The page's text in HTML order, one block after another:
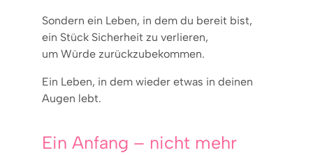
Sondern ein Leben, in dem du bereit bist,
ein Stück Sicherheit zu verlieren,
um Würde zurückzubekommen.
Ein Leben, in dem wieder etwas in deinen
Augen lebt.
Ein Anfang – nicht mehr